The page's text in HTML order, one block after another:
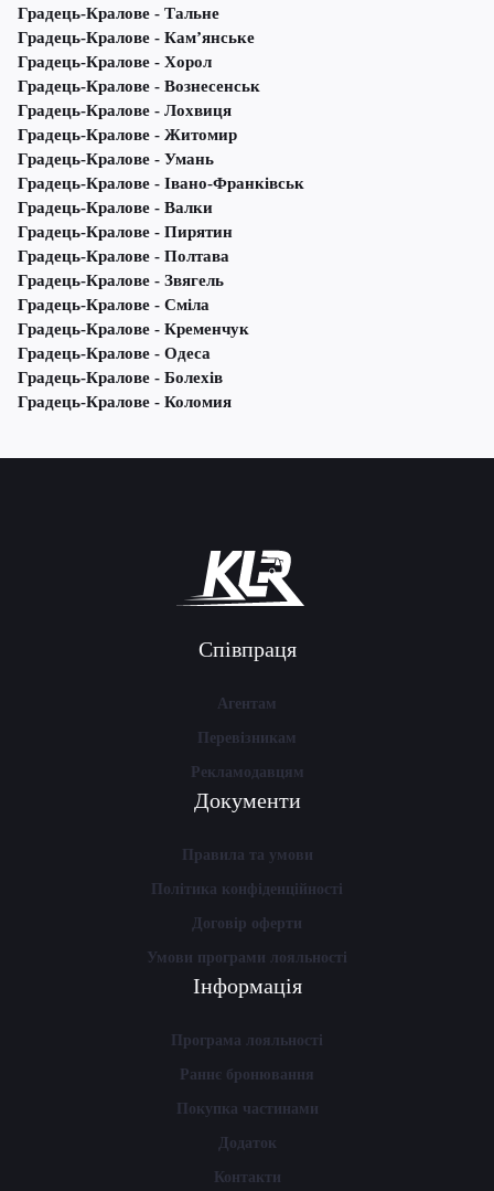
Градець-Кралове - Тальне
Градець-Кралове - Кам’янське
Градець-Кралове - Хорол
Градець-Кралове - Вознесенськ
Градець-Кралове - Лохвиця
Градець-Кралове - Житомир
Градець-Кралове - Умань
Градець-Кралове - Івано-Франківськ
Градець-Кралове - Валки
Градець-Кралове - Пирятин
Градець-Кралове - Полтава
Градець-Кралове - Звягель
Градець-Кралове - Сміла
Градець-Кралове - Кременчук
Градець-Кралове - Одеса
Градець-Кралове - Болехів
Градець-Кралове - Коломия
Співпраця
Агентам
Перевізникам
Рекламодавцям
Документи
Правила та умови
Політика конфіденційності
Договір оферти
Умови програми лояльності
Інформація
Програма лояльності
Раннє бронювання
Покупка частинами
Додаток
Контакти